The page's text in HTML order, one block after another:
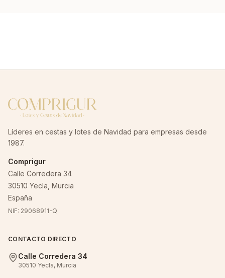
Líderes en cestas y lotes de Navidad para empresas desde
1987.
Comprigur
Calle Corredera 34
30510 Yecla, Murcia
España
NIF: 29068911-Q
CONTACTO DIRECTO
Calle Corredera 34
30510 Yecla, Murcia